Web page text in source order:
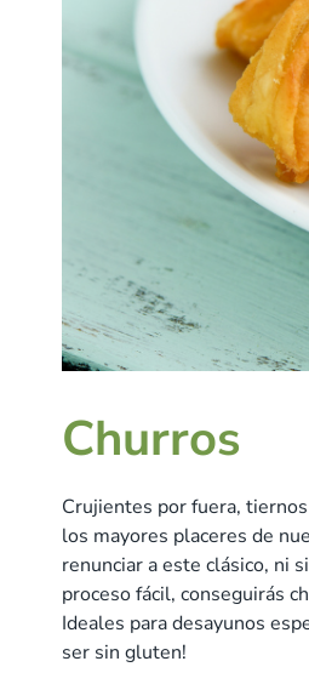
Churros
Crujientes por fuera,
los mayores placeres de
renunciar a este clásico, ni
proceso fácil, conseguirás
Ideales para desayunos
ser sin gluten!